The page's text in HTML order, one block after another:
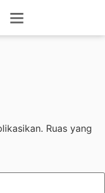
Ruas yang